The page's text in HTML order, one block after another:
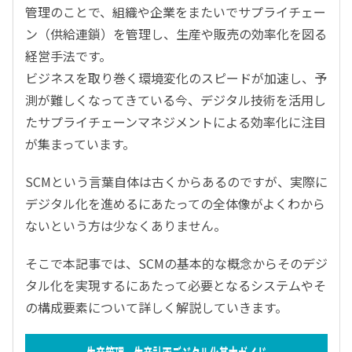
管理のことで、組織や企業をまたいでサプライチェー
ン（供給連鎖）を管理し、生産や販売の効率化を図る
経営手法です。
ビジネスを取り巻く環境変化のスピードが加速し、予
測が難しくなってきている今、デジタル技術を活用し
たサプライチェーンマネジメントによる効率化に注目
が集まっています。
SCMという言葉自体は古くからあるのですが、実際に
デジタル化を進めるにあたっての全体像がよくわから
ないという方は少なくありません。
そこで本記事では、SCMの基本的な概念からそのデジ
タル化を実現するにあたって必要となるシステムやそ
の構成要素について詳しく解説していきます。